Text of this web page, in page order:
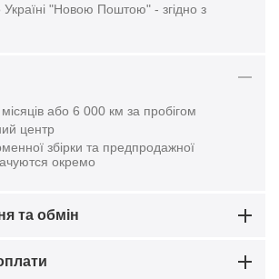
"Новою Поштою" - згідно з
або 6 000 км за пробігом
центр
збірки та предпродажної
окремо
та обмін